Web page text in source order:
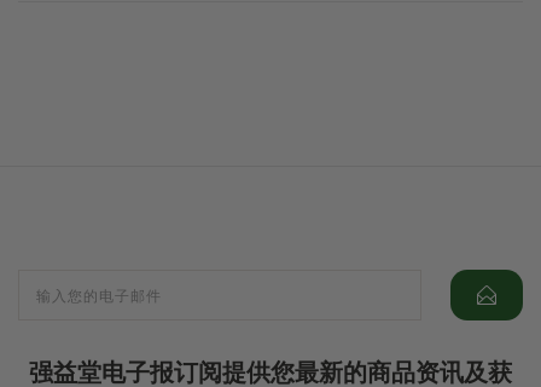
强益堂电子报订阅提供您最新的商品资讯及获